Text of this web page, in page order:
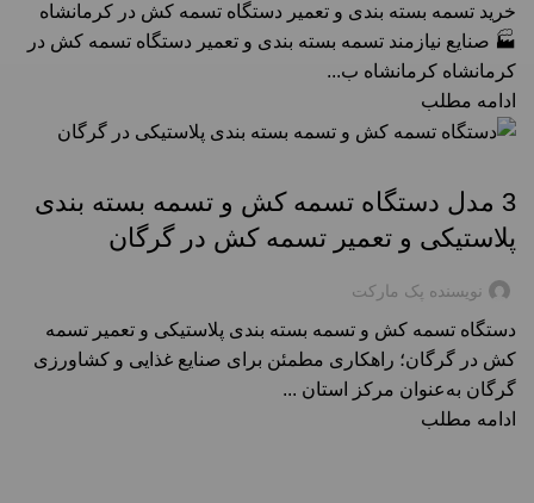
خرید تسمه بسته بندی و تعمیر دستگاه تسمه کش در کرمانشاه
🏭 صنایع نیازمند تسمه بسته بندی و تعمیر دستگاه‌ تسمه‌ کش در
کرمانشاه کرمانشاه ب...
ادامه مطلب
3 مدل دستگاه تسمه کش و تسمه بسته بندی
پلاستیکی و تعمیر تسمه کش در گرگان
نویسنده پک مارکت
دستگاه تسمه کش و تسمه بسته بندی پلاستیکی و تعمیر تسمه
کش در گرگان؛ راهکاری مطمئن برای صنایع غذایی و کشاورزی
گرگان به‌عنوان مرکز استان ...
ادامه مطلب